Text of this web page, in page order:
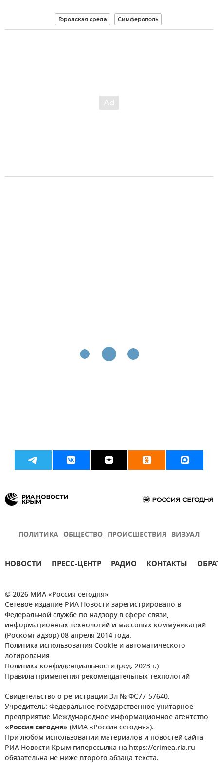
Городская среда Симферополь
ПОЛИТИКА ОБЩЕСТВО ПРОИСШЕСТВИЯ ВИЗУАЛ
НОВОСТИ ПРЕСС-ЦЕНТР РАДИО КОНТАКТЫ
© 2026 МИА «Россия сегодня»
Сетевое издание РИА Новости зарегистрировано в
Федеральной службе по надзору в сфере связи,
информационных технологий и массовых коммуникаций
(Роскомнадзор) 08 апреля 2014 года.
Политика использования Cookie и автоматического
логирования
Политика конфиденциальности (ред. 2023 г.)
Правила применения рекомендательных технологий
Свидетельство о регистрации Эл № ФС77-57640.
Учредитель: Федеральное государственное унитарное
предприятие Международное информационное агентство
«Россия сегодня» (МИА «Россия сегодня»).
При любом использовании материалов и новостей сайта
РИА Новости Крым гиперссылка на https://crimea.ria.ru
обязательна не ниже второго абзаца текста.